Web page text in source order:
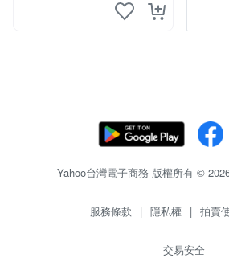
Yahoo台灣電子商務 版權所有 ©
服務條款 | 隱私權 | 拍賣
交易安全